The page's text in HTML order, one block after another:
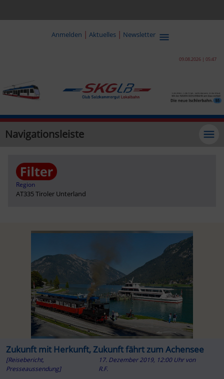
Anmelden | Aktuelles | Newsletter
09.08.2026 | 05:47
Navigationsleiste
Region
AT335 Tiroler Unterland
Zukunft mit Herkunft, Zukunft fährt zum Achensee
[Reisebericht,
Presseaussendung]
17. Dezember 2019, 12:00 Uhr von
R.F.